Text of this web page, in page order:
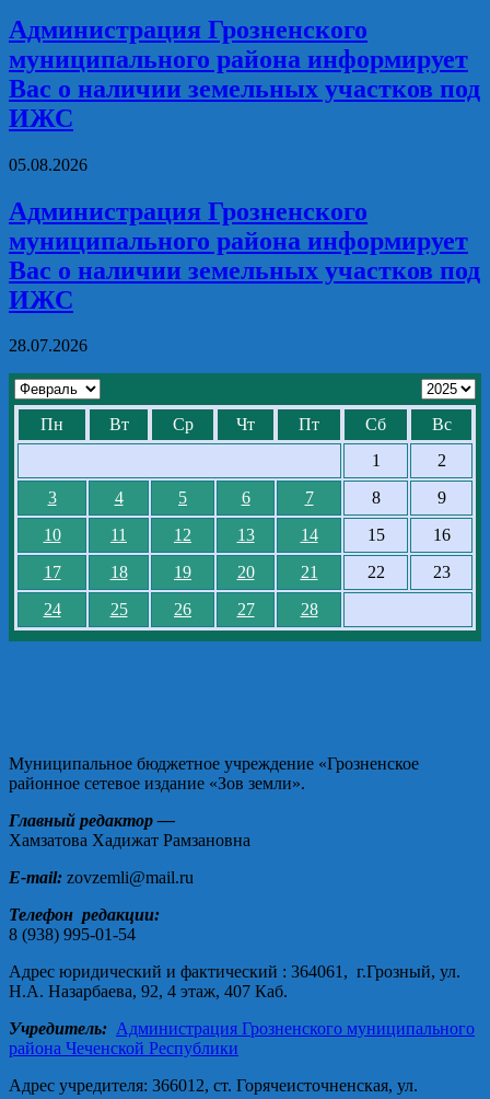
Администрация Грозненского
муниципального района информирует
Вас о наличии земельных участков под
ИЖС
05.08.2026
Администрация Грозненского
муниципального района информирует
Вас о наличии земельных участков под
ИЖС
28.07.2026
Пн Вт Ср Чт Пт Сб
Вс
1
2
3
4 5 6 7 8
9
10
11 12 13 14 15
16
17
18 19 20 21 22
23
24
25 26 27 28
Муниципальное бюджетное учреждение «Грозненское
районное сетевое издание «Зов земли».
Главный редактор —
Хамзатова Хадижат Рамзановна
E-mail: zovzemli@mail.ru
Телефон редакции:
8 (938) 995-01-54
Адрес юридический и фактический : 364061, г.Грозный, ул.
Н.А. Назарбаева, 92, 4 этаж, 407 Каб.
Учредитель: Администрация Грозненского муниципального
района Чеченской Республики
Адрес учредителя: 366012, ст. Горячеисточненская, ул.